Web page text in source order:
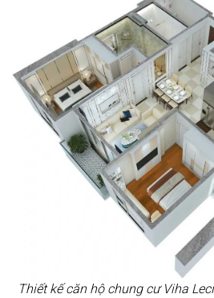
Thiết kế căn hộ chung cư Viha